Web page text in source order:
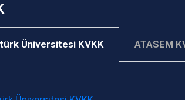
Üniversitesi KVKK ATASEM